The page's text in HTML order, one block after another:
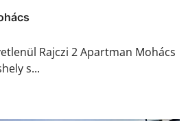
Rajczi 2 Apartman Mohács
s...